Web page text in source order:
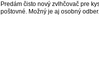
Predám čisto nový zvlhčovač pre
poštovné. Možný je aj osobný